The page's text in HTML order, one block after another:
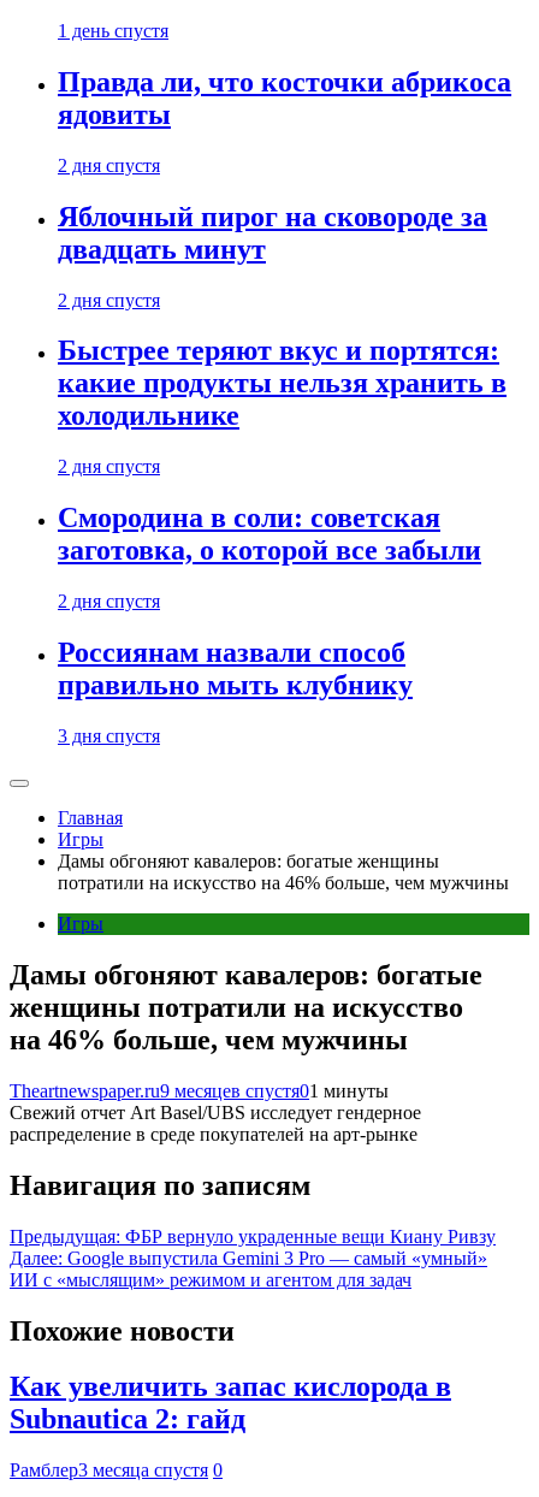
1 день спустя
Правда ли, что косточки абрикоса
ядовиты
2 дня спустя
Яблочный пирог на сковороде за
двадцать минут
2 дня спустя
Быстрее теряют вкус и портятся:
какие продукты нельзя хранить в
холодильнике
2 дня спустя
Смородина в соли: советская
заготовка, о которой все забыли
2 дня спустя
Россиянам назвали способ
правильно мыть клубнику
3 дня спустя
Главная
Игры
Дамы обгоняют кавалеров: богатые женщины
потратили на искусство на 46% больше, чем мужчины
Игры
Дамы обгоняют кавалеров: богатые
женщины потратили на искусство
на 46% больше, чем мужчины
Theartnewspaper.ru9 месяцев спустя01 минуты
Свежий отчет Art Basel/UBS исследует гендерное
распределение в среде покупателей на арт-рынке
Навигация по записям
Предыдущая: ФБР вернуло украденные вещи Киану Ривзу
Далее: Google выпустила Gemini 3 Pro — самый «умный»
ИИ с «мыслящим» режимом и агентом для задач
Похожие новости
Как увеличить запас кислорода в
Subnautica 2: гайд
Рамблер3 месяца спустя 0